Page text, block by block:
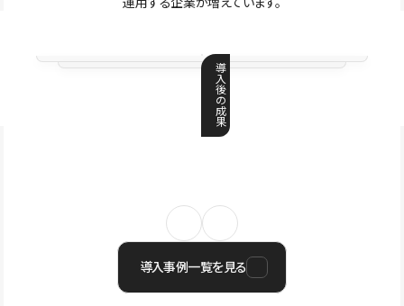
導
入
後
の
成
果
導入事例一覧を見る